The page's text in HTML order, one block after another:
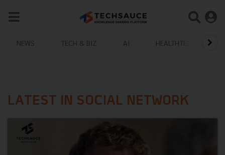
NEWS TECH & BIZ AI HEALTHTECH
LATEST IN SOCIAL NETWORK